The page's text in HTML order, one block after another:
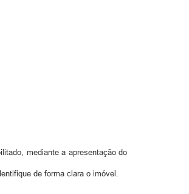
mediante a apresentação do
de forma clara o imóvel.